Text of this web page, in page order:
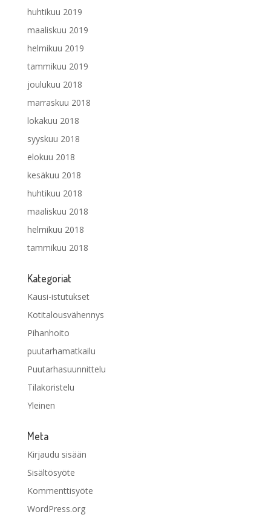
huhtikuu 2019
maaliskuu 2019
helmikuu 2019
tammikuu 2019
joulukuu 2018
marraskuu 2018
lokakuu 2018
syyskuu 2018
elokuu 2018
kesäkuu 2018
huhtikuu 2018
maaliskuu 2018
helmikuu 2018
tammikuu 2018
Kategoriat
Kausi-istutukset
Kotitalousvähennys
Pihanhoito
puutarhamatkailu
Puutarhasuunnittelu
Tilakoristelu
Yleinen
Meta
Kirjaudu sisään
Sisältösyöte
Kommenttisyöte
WordPress.org